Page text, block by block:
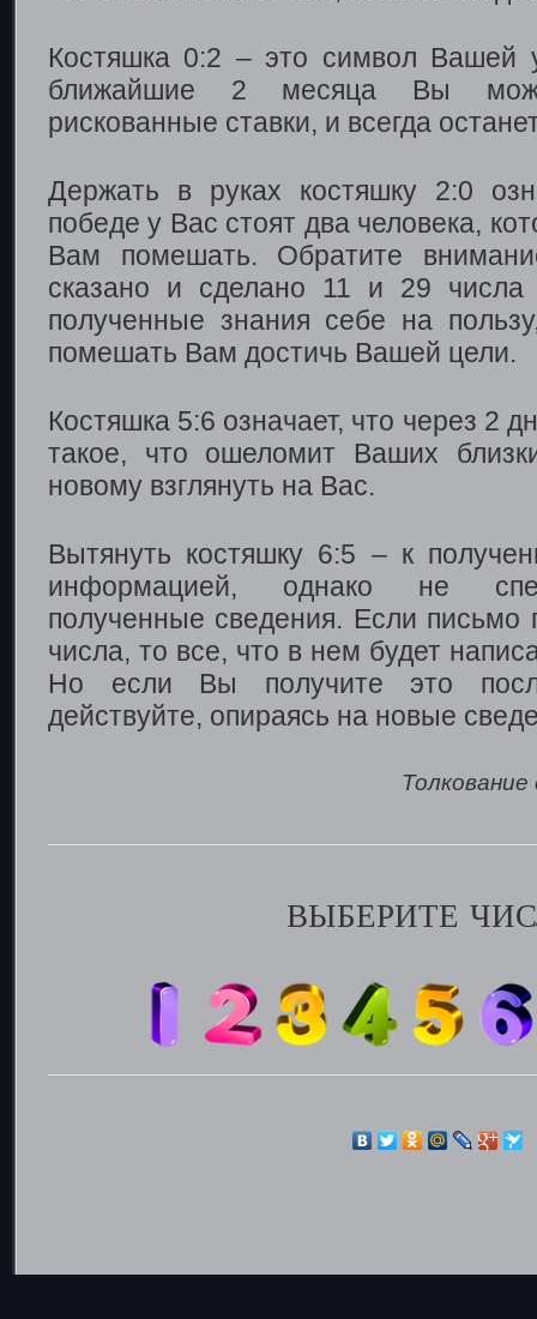
Костяшка 0:2 – это символ Вашей
ближайшие 2 месяца Вы
рискованные ставки, и всегда
Держать в руках костяшку 2:0
победе у Вас стоят два человека,
Вам помешать. Обратите
сказано и сделано 11 и 29
полученные знания себе на
помешать Вам достичь Вашей цели.
Костяшка 5:6 означает, что через 2
такое, что ошеломит Ваших
новому взглянуть на Вас.
Вытянуть костяшку 6:5 – к
информацией, однако не
полученные сведения. Если
числа, то все, что в нем будет
Но если Вы получите это
действуйте, опираясь на новые
ВЫБЕРИТЕ